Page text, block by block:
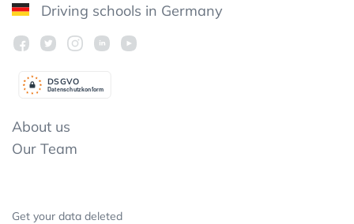
Driving schools in Germany
Datenschutzkonform
DSGVO
About us
Our Team
Get your data deleted